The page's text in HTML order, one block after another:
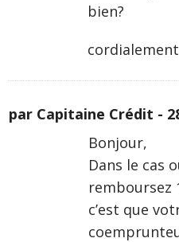
bien?
cordialement
par Capitaine Crédit -
Bonjour,
Dans le cas
remboursez
c’est que